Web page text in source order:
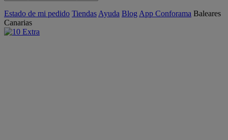
Estado de mi pedido Tiendas Ayuda Blog App Conforama Baleares
Canarias